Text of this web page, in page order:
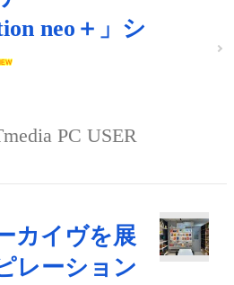
neo＋」シ
PC USER
カイヴを展
レーション